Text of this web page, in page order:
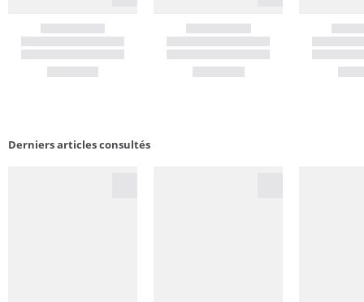
Derniers articles consultés